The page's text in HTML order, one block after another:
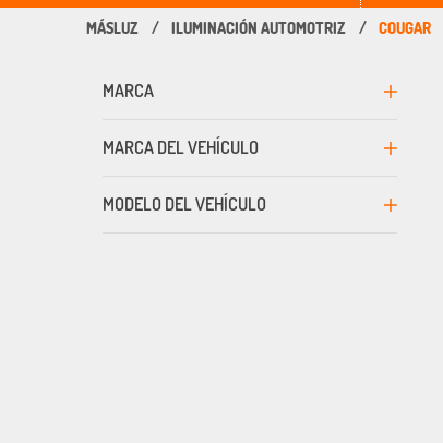
ILUMINACIÓN AUTOMOTRIZ COUGAR
MARCA
MARCA DEL VEHÍCULO
MODELO DEL VEHÍCULO